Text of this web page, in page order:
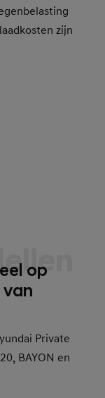
zijn
op
Private
BAYON en